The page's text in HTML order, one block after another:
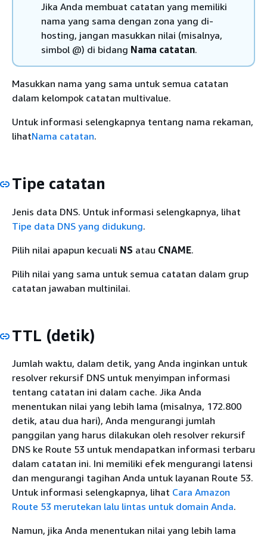
Jika Anda membuat catatan yang memiliki
nama yang sama dengan zona yang di-
hosting, jangan masukkan nilai (misalnya,
simbol @) di bidang Nama catatan.
Masukkan nama yang sama untuk semua catatan
dalam kelompok catatan multivalue.
Untuk informasi selengkapnya tentang nama rekaman,
lihatNama catatan.
Tipe catatan
Jenis data DNS. Untuk informasi selengkapnya, lihat
Tipe data DNS yang didukung.
Pilih nilai apapun kecuali NS atau CNAME.
Pilih nilai yang sama untuk semua catatan dalam grup
catatan jawaban multinilai.
TTL (detik)
Jumlah waktu, dalam detik, yang Anda inginkan untuk
resolver rekursif DNS untuk menyimpan informasi
tentang catatan ini dalam cache. Jika Anda
menentukan nilai yang lebih lama (misalnya, 172.800
detik, atau dua hari), Anda mengurangi jumlah
panggilan yang harus dilakukan oleh resolver rekursif
DNS ke Route 53 untuk mendapatkan informasi terbaru
dalam catatan ini. Ini memiliki efek mengurangi latensi
dan mengurangi tagihan Anda untuk layanan Route 53.
Untuk informasi selengkapnya, lihat Cara Amazon
Route 53 merutekan lalu lintas untuk domain Anda.
Namun, jika Anda menentukan nilai yang lebih lama